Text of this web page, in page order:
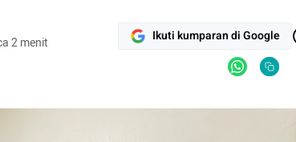
2 menit Ikuti kumparan di Google